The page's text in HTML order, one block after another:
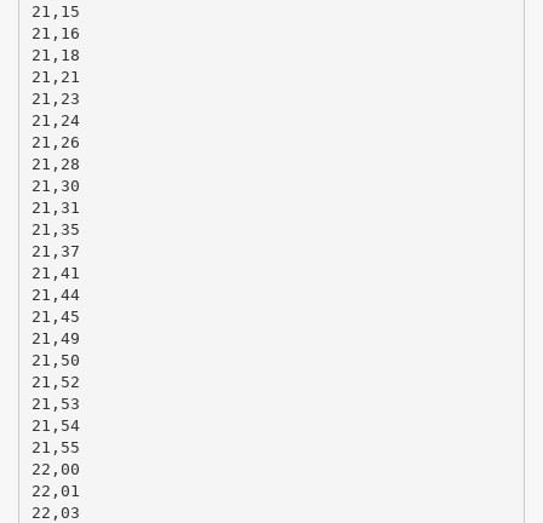
21,15
21,16
21,18
21,21
21,23
21,24
21,26
21,28
21,30
21,31
21,35
21,37
21,41
21,44
21,45
21,49
21,50
21,52
21,53
21,54
21,55
22,00
22,01
22,03